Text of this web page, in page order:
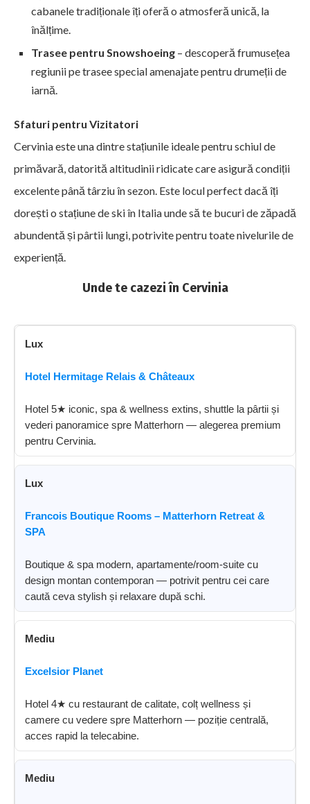
cabanele tradiționale îți oferă o atmosferă unică, la
înălțime.
Trasee pentru Snowshoeing – descoperă frumusețea
regiunii pe trasee special amenajate pentru drumeții de
iarnă.
Sfaturi pentru Vizitatori
Cervinia este una dintre stațiunile ideale pentru schiul de
primăvară, datorită altitudinii ridicate care asigură condiții
excelente până târziu în sezon. Este locul perfect dacă îți
dorești o stațiune de ski în Italia unde să te bucuri de zăpadă
abundentă și pârtii lungi, potrivite pentru toate nivelurile de
experiență.
Unde te cazezi în Cervinia
Lux
Hotel Hermitage Relais & Châteaux
Hotel 5★ iconic, spa & wellness extins, shuttle la pârtii și
vederi panoramice spre Matterhorn — alegerea premium
pentru Cervinia.
Lux
Francois Boutique Rooms – Matterhorn Retreat &
SPA
Boutique & spa modern, apartamente/room-suite cu
design montan contemporan — potrivit pentru cei care
caută ceva stylish și relaxare după schi.
Mediu
Excelsior Planet
Hotel 4★ cu restaurant de calitate, colț wellness și
camere cu vedere spre Matterhorn — poziție centrală,
acces rapid la telecabine.
Mediu